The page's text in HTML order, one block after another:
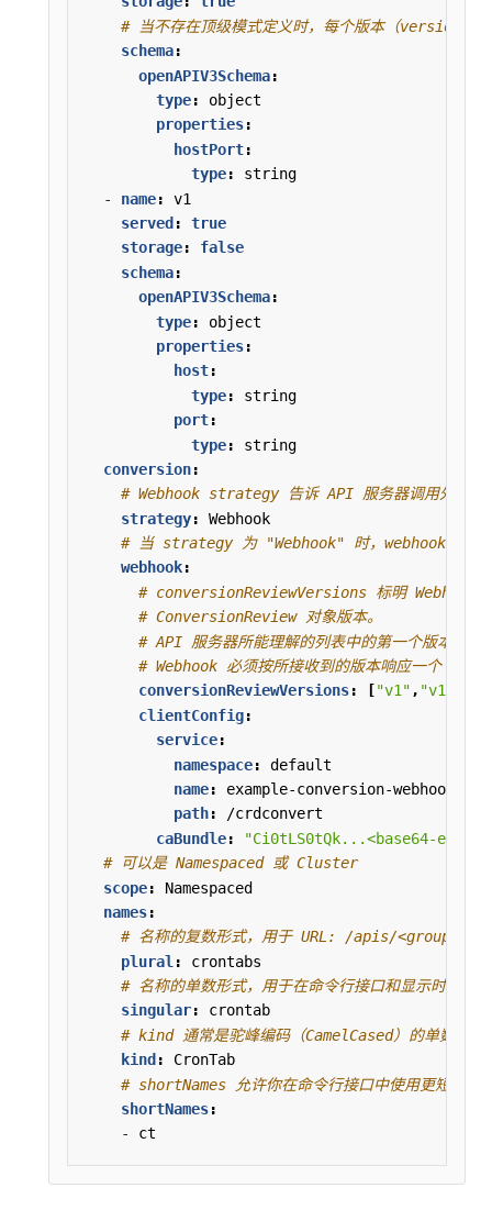
# 当不存在顶级模式定义时，每个版本（version）
schema:
openAPIV3Schema:
type:
object
properties:
hostPort:
type:
string
- name:
v1
served :
true
storage:
false
schema:
openAPIV3Schema:
type:
object
properties:
host:
type:
string
port:
type:
string
conversion:
# Webhook strategy 告诉 API 服务器调用外部
strategy:
Webhook
# 当 strategy 为 "Webhook" 时，webhook 属性
webhook:
# conversionReviewVersions 标明 Webhook
# ConversionReview 对象版本。
# API 服务器所能理解的列表中的第一个版本会被
# Webhook 必须按所接收到的版本响应一个
conversionReviewVersions: ["v1",
clientConfig:
service:
namespace:
default
name:
example-conversion-webhook-
path:
/crdconvert
caBundle:
"Ci0tLS0tQk...<base64-
# 可以是 Namespaced 或 Cluster
scope:
Namespaced
names:
# 名称的复数形式，用于 URL: /apis/<group>/
plural :
crontabs
# 名称的单数形式，用于在命令行接口和显示时作为
singular:
crontab
# kind 通常是驼峰编码（CamelCased）的单数形式
kind :
CronTab
# shortNames 允许你在命令行接口中使用更短的字
shortNames:
- ct